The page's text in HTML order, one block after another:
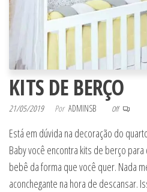
KITS DE BERÇO
21/05/2019 Por ADMINSB Off
Está em dúvida na decoração do
Baby você encontra kits de berço
bebê da forma que você quer. Nada
aconchegante na hora de descansar.